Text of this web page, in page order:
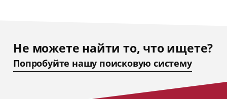
Не можете найти то, что ищете?
Попробуйте нашу поисковую систему